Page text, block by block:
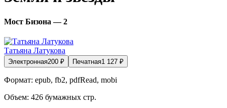
Мост Бизона — 2
Татьяна Латукова
Электронная200 ₽ Печатная1 127 ₽
Формат: epub, fb2, pdfRead, mobi
Объем: 426 бумажных стр.